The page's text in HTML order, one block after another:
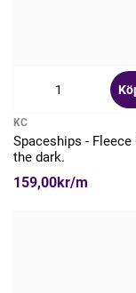
KC
Spaceships - Fleece
the dark.
159,00kr/m